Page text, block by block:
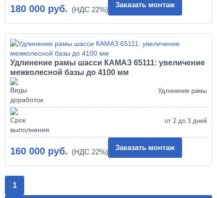
180 000 руб. Заказать монтаж
Удлинение рамы шасси КАМАЗ 65111: увеличение
межколесной базы до 4100 мм
Удлинение рамы
от 2 до 3 дней
160 000 руб. Заказать монтаж
1